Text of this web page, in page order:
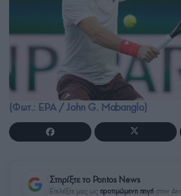
(Φωτ.: EPA / John G. Mabanglo)
Στηρίξτε το Pontos News
Επιλέξτε μας ως προτιμώμενη πηγή στην